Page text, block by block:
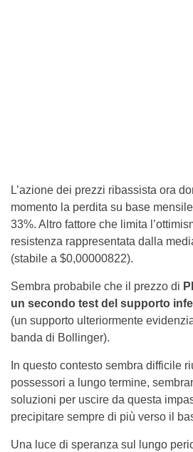
L’azione dei prezzi ribassista ora
momento la perdita su base
33%. Altro fattore che limita
resistenza rappresentata dalla
(stabile a $0,00000822).
Sembra probabile che il prezzo di
un secondo test del supporto
(un supporto ulteriormente
banda di Bollinger).
In questo contesto sembra difficile
possessori a lungo termine,
soluzioni per uscire da questa
precipitare sempre di più verso il
Una luce di speranza sul lungo